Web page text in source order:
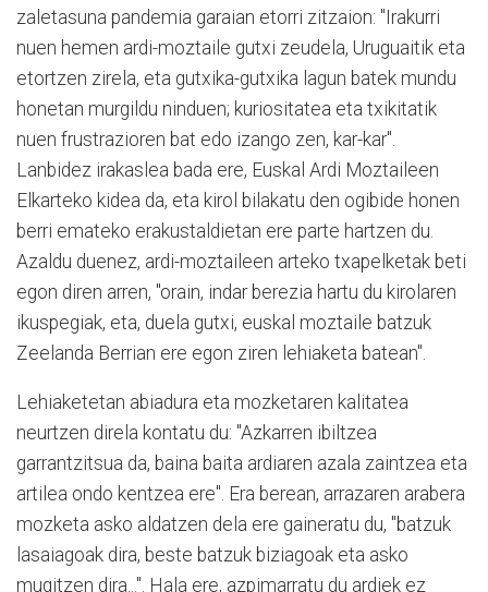
zaletasuna pandemia garaian etorri zitzaion: "Irakurri
nuen hemen ardi-moztaile gutxi zeudela, Uruguaitik eta
etortzen zirela, eta gutxika-gutxika lagun batek mundu
honetan murgildu ninduen; kuriositatea eta txikitatik
nuen frustrazioren bat edo izango zen, kar-kar".
Lanbidez irakaslea bada ere, Euskal Ardi Moztaileen
Elkarteko kidea da, eta kirol bilakatu den ogibide honen
berri emateko erakustaldietan ere parte hartzen du.
Azaldu duenez, ardi-moztaileen arteko txapelketak beti
egon diren arren, "orain, indar berezia hartu du kirolaren
ikuspegiak, eta, duela gutxi, euskal moztaile batzuk
Zeelanda Berrian ere egon ziren lehiaketa batean".
Lehiaketetan abiadura eta mozketaren kalitatea
neurtzen direla kontatu du: "Azkarren ibiltzea
garrantzitsua da, baina baita ardiaren azala zaintzea eta
artilea ondo kentzea ere". Era berean, arrazaren arabera
mozketa asko aldatzen dela ere gaineratu du, "batzuk
lasaiagoak dira, beste batzuk biziagoak eta asko
mugitzen dira...". Hala ere, azpimarratu du ardiek ez